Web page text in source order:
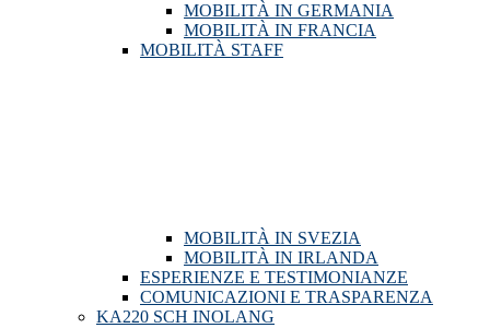
MOBILITÀ IN GERMANIA
MOBILITÀ IN FRANCIA
MOBILITÀ STAFF
MOBILITÀ IN SVEZIA
MOBILITÀ IN IRLANDA
ESPERIENZE E TESTIMONIANZE
COMUNICAZIONI E TRASPARENZA
KA220 SCH INOLANG